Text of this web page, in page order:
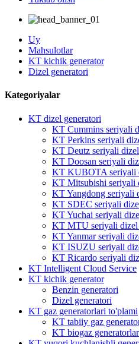
Uy
Mahsulotlar
KT kichik generator
Dizel generatori
Kategoriyalar
KT dizel generatori
KT Cummins seriyali
KT Perkins seriyali
KT Deutz seriyali
KT Doosan seriyali
KT KUBOTA seriyali
KT Mitsubishi seriyali
KT Yangdong seriyali
KT SDEC seriyali
KT Yuchai seriyali
KT MTU seriyali dizel
KT Yanmar seriyali
KT ISUZU seriyali
KT Ricardo seriyali
KT Intelligent Cloud Service
KT kichik generator
Benzin generatori
Dizel generatori
KT gaz generatorlari to'plami
KT tabiiy gaz
KT biogaz